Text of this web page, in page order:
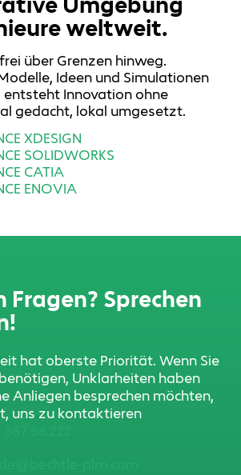
weltweit.
über Grenzen hinweg.
Ideen und Simulationen
entsteht Innovation ohne
gedacht, lokal umgesetzt.
XDESIGN
SOLIDWORKS
CATIA
ENOVIA
Fragen? Sprechen
hat oberste Priorität. Wenn Sie
Unklarheiten haben
Anliegen besprechen möchten,
uns zu kontaktieren